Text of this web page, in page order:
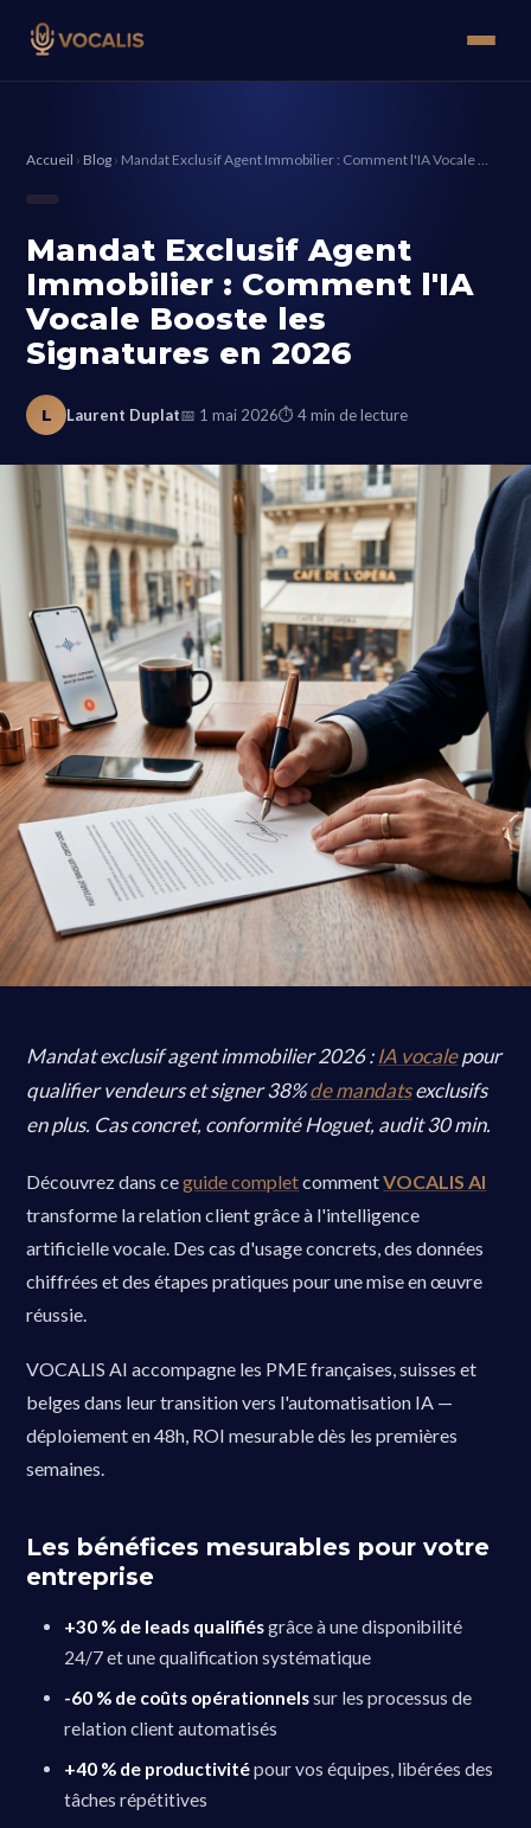
Accueil › Blog › Mandat Exclusif Agent Immobilier : Comment l'IA Vocale …
Mandat Exclusif Agent
Immobilier : Comment l'IA
Vocale Booste les
Signatures en 2026
L Laurent Duplat📅 1 mai 2026⏱ 4 min de lecture
Mandat exclusif agent immobilier 2026 :IA vocalepour
qualifier vendeurs et signer 38%de mandatsexclusifs
en plus. Cas concret, conformité Hoguet, audit 30 min.
Découvrez dans ceguide completcommentVOCALIS AI
transforme la relation client grâce à l'intelligence
artificielle vocale. Des cas d'usage concrets, des données
chiffrées et des étapes pratiques pour une mise en œuvre
réussie.
VOCALIS AI accompagne les PME françaises, suisses et
belges dans leur transition vers l'automatisation IA —
déploiement en 48h, ROI mesurable dès les premières
semaines.
Les bénéfices mesurables pour votre
entreprise
+30 % de leads qualifiésgrâce à une disponibilité
24/7 et une qualification systématique
-60 % de coûts opérationnelssur les processus de
relation client automatisés
+40 % de productivitépour vos équipes, libérées des
tâches répétitives